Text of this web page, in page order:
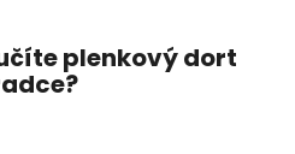
plenkový dort